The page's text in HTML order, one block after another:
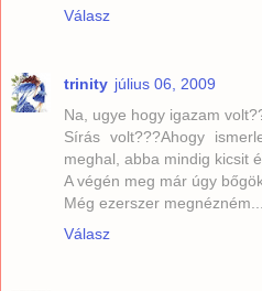
Válasz
trinity július 06, 2009
Na, ugye hogy igazam
Sírás volt???Ahogy
meghal, abba mindig kicsit
A végén meg már úgy
Még ezerszer megnézném....
Válasz